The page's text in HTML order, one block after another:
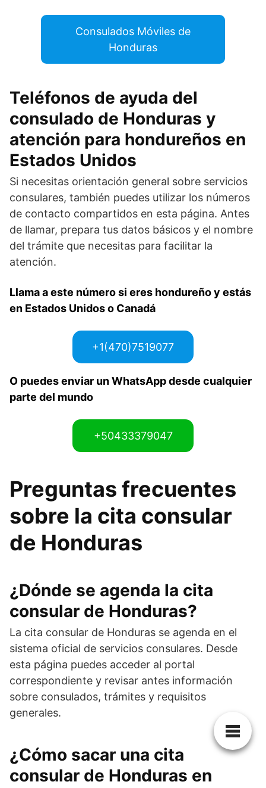
Consulados Móviles de
Honduras
Teléfonos de ayuda del
consulado de Honduras y
atención para hondureños en
Estados Unidos
Si necesitas orientación general sobre servicios
consulares, también puedes utilizar los números
de contacto compartidos en esta página. Antes
de llamar, prepara tus datos básicos y el nombre
del trámite que necesitas para facilitar la
atención.
Llama a este número si eres hondureño y estás
en Estados Unidos o Canadá
+1(470)7519077
O puedes enviar un WhatsApp desde cualquier
parte del mundo
+50433379047
Preguntas frecuentes
sobre la cita consular
de Honduras
¿Dónde se agenda la cita
consular de Honduras?
La cita consular de Honduras se agenda en el
sistema oficial de servicios consulares. Desde
esta página puedes acceder al portal
correspondiente y revisar antes información
sobre consulados, trámites y requisitos
generales.
¿Cómo sacar una cita
consular de Honduras en